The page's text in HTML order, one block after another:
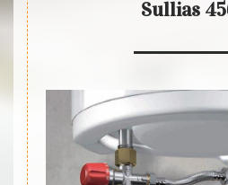
Sullias